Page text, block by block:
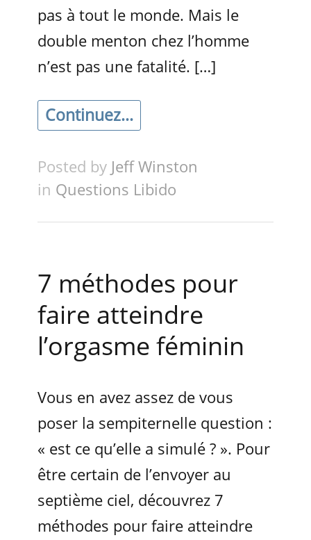
pas à tout le monde. Mais le
double menton chez l’homme
n’est pas une fatalité. […]
Continuez...
Posted by Jeff Winston
in Questions Libido
7 méthodes pour
faire atteindre
l’orgasme féminin
Vous en avez assez de vous
poser la sempiternelle question :
« est ce qu’elle a simulé ? ». Pour
être certain de l’envoyer au
septième ciel, découvrez 7
méthodes pour faire atteindre